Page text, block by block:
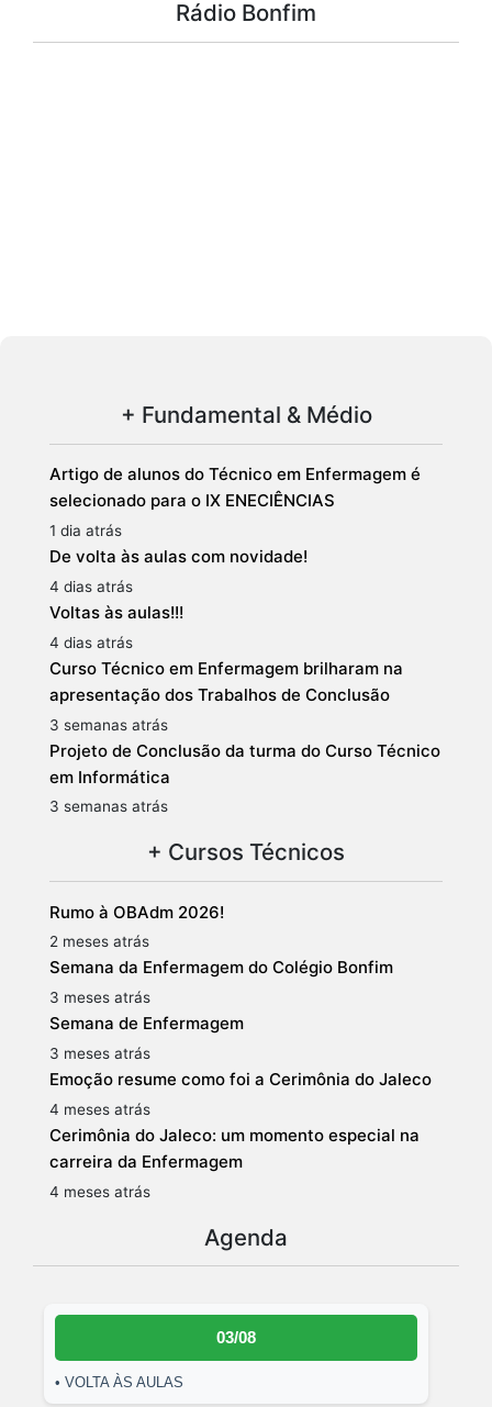
Rádio Bonfim
+ Fundamental & Médio
Artigo de alunos do Técnico em Enfermagem é
selecionado para o IX ENECIÊNCIAS
1 dia atrás
De volta às aulas com novidade!
4 dias atrás
Voltas às aulas!!!
4 dias atrás
Curso Técnico em Enfermagem brilharam na
apresentação dos Trabalhos de Conclusão
3 semanas atrás
Projeto de Conclusão da turma do Curso Técnico
em Informática
3 semanas atrás
+ Cursos Técnicos
Rumo à OBAdm 2026!
2 meses atrás
Semana da Enfermagem do Colégio Bonfim
3 meses atrás
Semana de Enfermagem
3 meses atrás
Emoção resume como foi a Cerimônia do Jaleco
4 meses atrás
Cerimônia do Jaleco: um momento especial na
carreira da Enfermagem
4 meses atrás
Agenda
03/08
• VOLTA ÀS AULAS